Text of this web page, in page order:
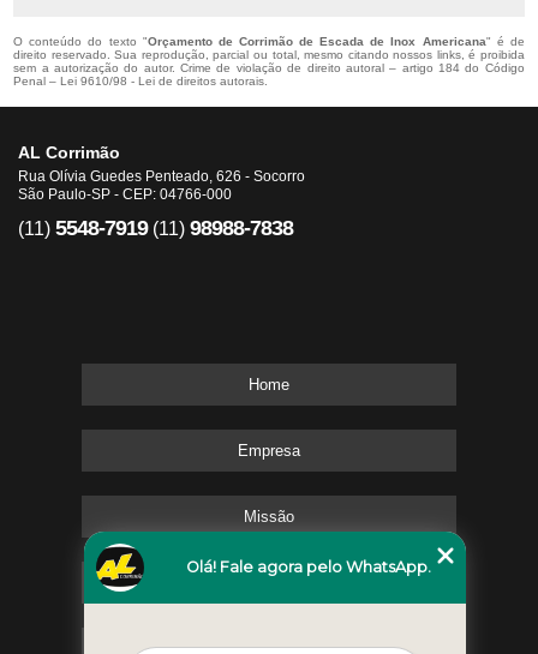
O conteúdo do texto "Orçamento de Corrimão de Escada de Inox Americana" é de
direito reservado. Sua reprodução, parcial ou total, mesmo citando nossos links, é proibida
sem a autorização do autor. Crime de violação de direito autoral – artigo 184 do Código
Penal –Lei 9610/98 - Lei de direitos autorais
AL Corrimão
Rua Olívia Guedes Penteado, 626 - Socorro
São Paulo-SP - CEP: 04766-000
(11) 5548-7919 (11) 98988-7838
Home
Empresa
Missão
Serviços
Contato
Olá! Fale agora pelo WhatsApp.